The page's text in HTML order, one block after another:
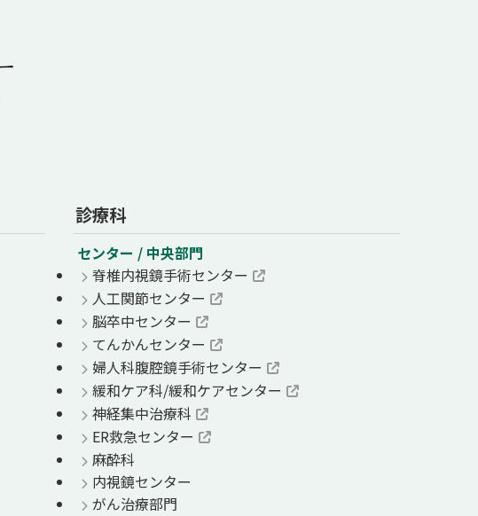
診療科
センター / 中央部門
脊椎内視鏡手術センター
人工関節センター
脳卒中センター
てんかんセンター
婦人科腹腔鏡手術センター
緩和ケア科/緩和ケアセンター
神経集中治療科
ER救急センター
麻酔科
内視鏡センター
がん治療部門